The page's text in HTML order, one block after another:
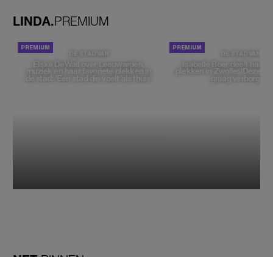
LINDA.PREMIUM
DE STAD VAN
Elske DeWall over Leeuwarden,
muziek en haar favoriete plekken in
de stad: 'Een stad die voelt als thuis'
DE STAD VAN
Isabelle Boer deelt haar
plekken in Zwolle: 'Deze
graag verborgen'